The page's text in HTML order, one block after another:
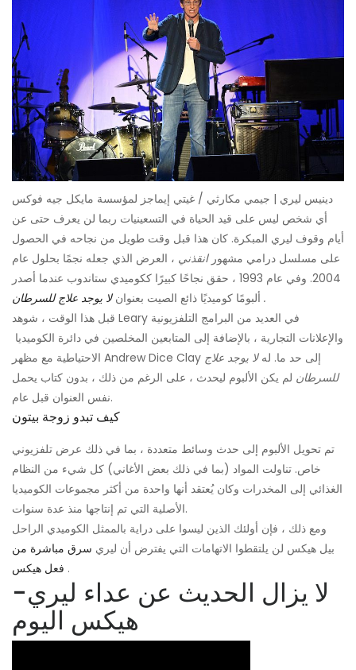
دينيس ليري | جيمي مكارثي / غيتي إيماجز لمؤسسة مايكل جيه فوكس
أي شخص ليس على قيد الحياة في التسعينيات ربما لن يعرف حتى عن
أيام وقوف ليري المبكرة. كان هذا قبل وقت طويل من نجاحه في الحصول
على مسلسل درامي مشهورانقذني ، العرض الذي جعله نجمًا بحلول عام
2004. وفي عام 1993 ، حقق نجاحًا كبيرًا ككوميدي ستاندوب عندما أصدر
ألبومًا كوميديًا ذائع الصيت بعنوانلا يوجد علاج للسرطان
.
قبل هذا الوقت ، شوهد Leary في العديد من البرامج التلفزيونية
والإعلانات التجارية ، بالإضافة إلى المتابعين المخلصين في دائرة الكوميديا ​​
الاحتياطية مع مظهر Andrew Dice Clay إلى حد ما. لهلا يوجد علاج
للسرطان لم يكن الألبوم ليحدث ، على الرغم من ذلك ، بدون كتاب يحمل
نفس العنوان قبل عام.
كيف تبدو زوجة بيتون
تم تحويل الألبوم إلى حدث وسائط متعددة ، بما في ذلك عرض تلفزيوني
خاص. تناولت المواد (بما في ذلك بعض الأغاني) كل شيء من النظام
الغذائي إلى المخدرات وكان يُعتقد أنها واحدة من أكثر مجموعات الكوميديا
​​الأصلية التي تم إنتاجها منذ عدة سنوات.
ومع ذلك ، فإن أولئك الذين ليسوا على دراية بالممثل الكوميدي الراحل
بيل هيكس لن يلتقطوا الاتهامات التي يفترض أن ليري سرق مباشرة من
فعل هيكس .
لا يزال الحديث عن عداء ليري-
هيكس اليوم